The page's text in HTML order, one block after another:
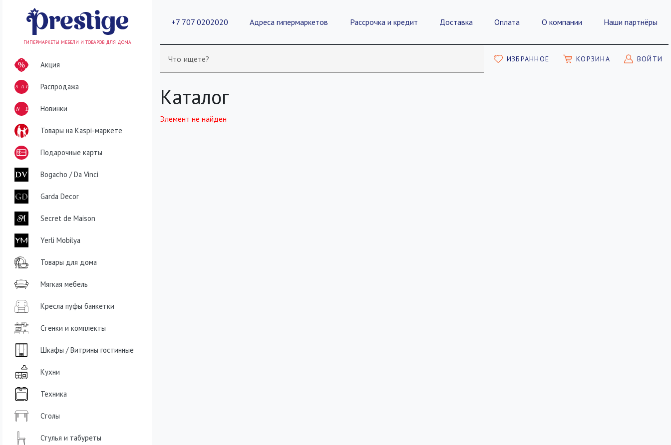
+7 707 0202020 Адреса гипермаркетов Рассрочка и кредит Доставка Оплата О компании Наши партнёры
Что ищете? ИЗБРАННОЕ КОРЗИНА ВОЙТИ
ГИПЕРМАРКЕТЫ МЕБЕЛИ И ТОВАРОВ ДЛЯ ДОМА
Акция
SALE Распродажа
NEWНовинки
Товары на Kaspi-маркете
Подарочные карты
Bogacho / Da Vinci
Garda Decor
Secret de Maison
Yerli Mobilya
Товары для дома
Мягкая мебель
Кресла пуфы банкетки
Стенки и комплекты
Шкафы / Витрины гостинные
Кухни
Техника
Столы
Стулья и табуреты
Каталог
Элемент не найден